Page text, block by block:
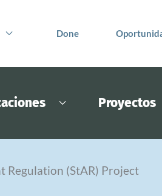
Done
Proyectos
Regulation (StAR) Project